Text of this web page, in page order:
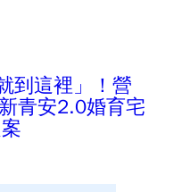
到這裡」！營
青安2.0婚育宅